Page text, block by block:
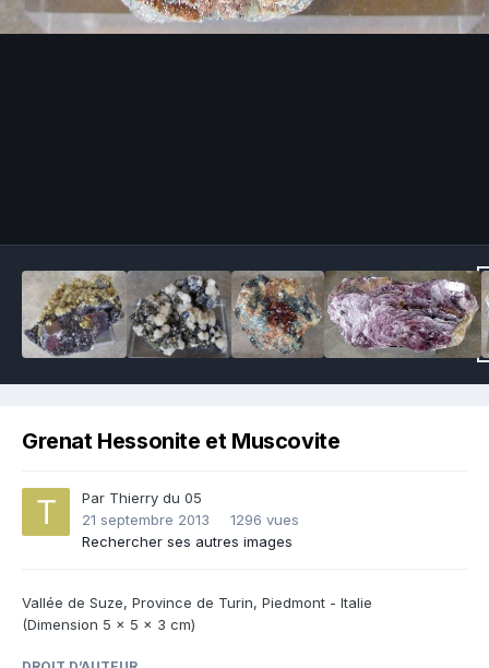
Grenat Hessonite et Muscovite
Par Thierry du 05
21 septembre 2013
1296 vues
Rechercher ses autres images
Vallée de Suze, Province de Turin, Piedmont - Italie
(Dimension 5 x 5 x 3 cm)